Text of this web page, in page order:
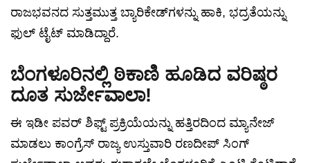
ರಾಜಭವನದ ಸುತ್ತಮುತ್ತ ಬ್ಯಾರಿಕೇಡ್‌ಗಳನ್ನು ಹಾಕಿ, ಭದ್ರತೆಯನ್ನು
ಫುಲ್ ಟೈಟ್ ಮಾಡಿದ್ದಾರೆ.
ಬೆಂಗಳೂರಿನಲ್ಲಿ ಠಿಕಾಣಿ ಹೂಡಿದ ವರಿಷ್ಠರ
ದೂತ ಸುರ್ಜೇವಾಲಾ!
ಈ ಇಡೀ ಪವರ್ ಶಿಫ್ಟ್ ಪ್ರಕ್ರಿಯೆಯನ್ನು ಹತ್ತಿರದಿಂದ ಮ್ಯಾನೇಜ್
ಮಾಡಲು ಕಾಂಗ್ರೆಸ್ ರಾಜ್ಯ ಉಸ್ತುವಾರಿ ರಣದೀಪ್ ಸಿಂಗ್